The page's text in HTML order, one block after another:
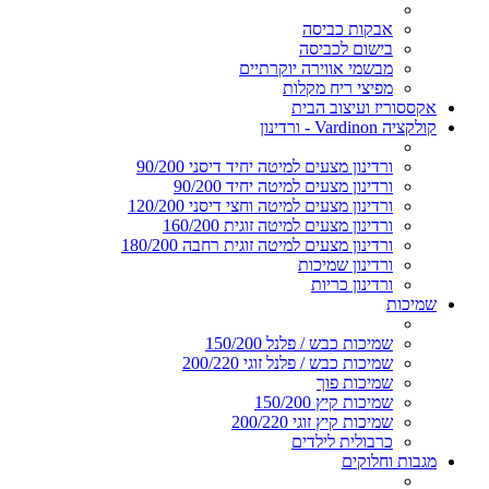
אבקות כביסה
בישום לכביסה
מבשמי אווירה יוקרתיים
מפיצי ריח מקלות
אקססוריז ועיצוב הבית
קולקציה Vardinon - ורדינון
ורדינון מצעים למיטה יחיד דיסני 90/200
ורדינון מצעים למיטה יחיד 90/200
ורדינון מצעים למיטה וחצי דיסני 120/200
ורדינון מצעים למיטה זוגית 160/200
ורדינון מצעים למיטה זוגית רחבה 180/200
ורדינון שמיכות
ורדינון כריות
שמיכות
שמיכות כבש / פלנל 150/200
שמיכות כבש / פלנל זוגי 200/220
שמיכות פוך
שמיכות קיץ 150/200
שמיכות קיץ זוגי 200/220
כרבולית לילדים
מגבות וחלוקים